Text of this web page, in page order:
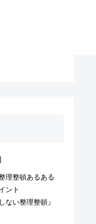
理整頓あるある
ント
ない整理整頓』